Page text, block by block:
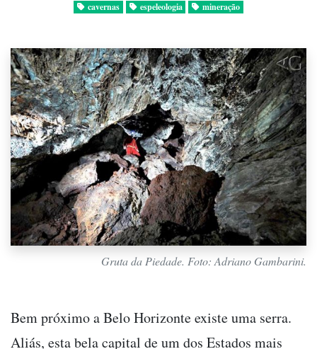
cavernas espeleologia mineração
Gruta da Piedade. Foto: Adriano Gambarini.
Bem próximo a Belo Horizonte existe uma serra.
Aliás, esta bela capital de um dos Estados mais